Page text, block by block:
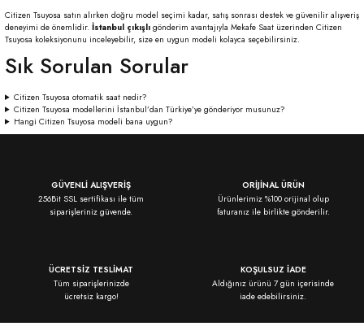
Citizen Tsuyosa satın alırken doğru model seçimi kadar, satış sonrası destek ve güvenilir alışveriş
deneyimi de önemlidir. İstanbul çıkışlı gönderim avantajıyla Mekafe Saat üzerinden Citizen
Tsuyosa koleksiyonunu inceleyebilir, size en uygun modeli kolayca seçebilirsiniz.
Sık Sorulan Sorular
Citizen Tsuyosa otomatik saat nedir?
Citizen Tsuyosa modellerini İstanbul’dan Türkiye’ye gönderiyor musunuz?
Hangi Citizen Tsuyosa modeli bana uygun?
GÜVENLİ ALIŞVERİŞ
256Bit SSL sertifikası ile tüm
siparişleriniz güvende.
ORİJİNAL ÜRÜN
Ürünlerimiz %100 orijinal olup
faturanız ile birlikte gönderilir.
ÜCRETSİZ TESLİMAT
Tüm siparişlerinizde
ücretsiz kargo!
KOŞULSUZ İADE
Aldığınız ürünü 7 gün içerisinde
iade edebilirsiniz.